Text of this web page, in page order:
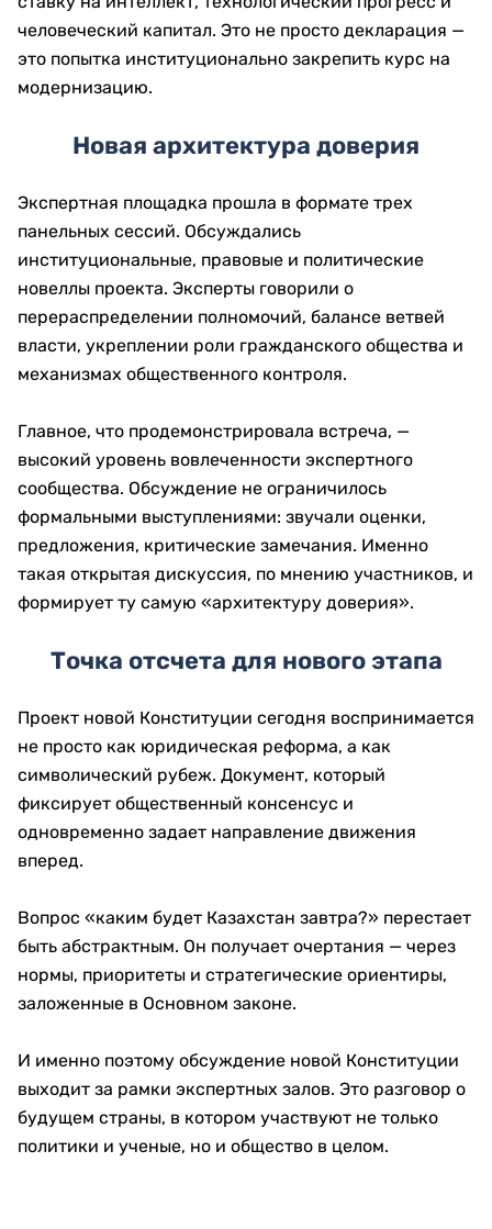
человеческий капитал. Это не просто декларация —
это попытка институционально закрепить курс на
модернизацию.
Новая архитектура доверия
Экспертная площадка прошла в формате трех
панельных сессий. Обсуждались
институциональные, правовые и политические
новеллы проекта. Эксперты говорили о
перераспределении полномочий, балансе ветвей
власти, укреплении роли гражданского общества и
механизмах общественного контроля.
Главное, что продемонстрировала встреча, —
высокий уровень вовлеченности экспертного
сообщества. Обсуждение не ограничилось
формальными выступлениями: звучали оценки,
предложения, критические замечания. Именно
такая открытая дискуссия, по мнению участников, и
формирует ту самую «архитектуру доверия».
Точка отсчета для нового этапа
Проект новой Конституции сегодня воспринимается
не просто как юридическая реформа, а как
символический рубеж. Документ, который
фиксирует общественный консенсус и
одновременно задает направление движения
вперед.
Вопрос «каким будет Казахстан завтра?» перестает
быть абстрактным. Он получает очертания — через
нормы, приоритеты и стратегические ориентиры,
заложенные в Основном законе.
И именно поэтому обсуждение новой Конституции
выходит за рамки экспертных залов. Это разговор о
будущем страны, в котором участвуют не только
политики и ученые, но и общество в целом.